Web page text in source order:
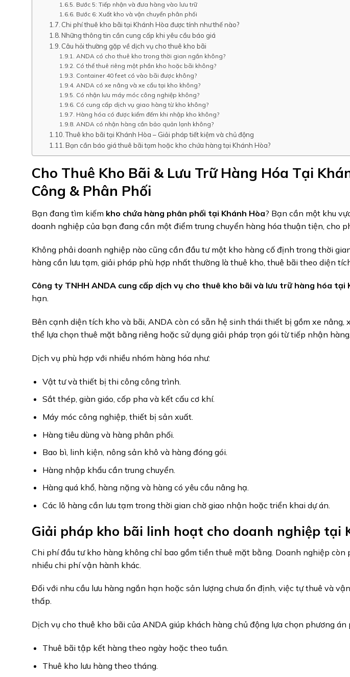
Bước 5: Tiếp nhận và đưa hàng vào lưu trữ
Bước 6: Xuất kho và vận chuyển phân phối
Chi phí thuê kho bãi tại Khánh Hòa được tính như thế nào?
Những thông tin cần cung cấp khi yêu cầu báo giá
Câu hỏi thường gặp về dịch vụ cho thuê kho bãi
ANDA có cho thuê kho trong thời gian ngắn không?
Có thể thuê riêng một phần kho hoặc bãi không?
Container 40 feet có vào bãi được không?
ANDA có xe nâng và xe cẩu tại kho không?
Có nhận lưu máy móc công nghiệp không?
Có cung cấp dịch vụ giao hàng từ kho không?
Hàng hóa có được kiểm đếm khi nhập kho không?
ANDA có nhận hàng cần bảo quản lạnh không?
Thuê kho bãi tại Khánh Hòa – Giải pháp tiết kiệm và chủ động
Bạn cần báo giá thuê bãi tạm hoặc kho chứa hàng tại Khánh Hòa?
Cho Thuê Kho Bãi & Lưu Trữ Hàng Hóa Tại
Công & Phân Phối
Bạn đang tìm kiếm kho chứa hàng phân phối tại Khánh Hòa? Bạn cần một khu
doanh nghiệp của bạn đang cần một điểm trung chuyển hàng hóa thuận tiện, cho
Không phải doanh nghiệp nào cũng cần đầu tư một kho hàng cố định trong thời
hàng cần lưu tạm, giải pháp phù hợp nhất thường là thuê kho, thuê bãi theo diện
Công ty TNHH ANDA cung cấp dịch vụ cho thuê kho bãi và lưu trữ hàng hóa tại
hạn.
Bên cạnh diện tích kho và bãi, ANDA còn có sẵn hệ sinh thái thiết bị gồm xe
thể lựa chọn thuê mặt bằng riêng hoặc sử dụng giải pháp trọn gói từ tiếp nhận
Dịch vụ phù hợp với nhiều nhóm hàng hóa như:
Vật tư và thiết bị thi công công trình.
Sắt thép, giàn giáo, cốp pha và kết cấu cơ khí.
Máy móc công nghiệp, thiết bị sản xuất.
Hàng tiêu dùng và hàng phân phối.
Bao bì, linh kiện, nông sản khô và hàng đóng gói.
Hàng nhập khẩu cần trung chuyển.
Hàng quá khổ, hàng nặng và hàng có yêu cầu nâng hạ.
Các lô hàng cần lưu tạm trong thời gian chờ giao nhận hoặc triển khai dự án.
Giải pháp kho bãi linh hoạt cho doanh nghiệp tại
Chi phí đầu tư kho hàng không chỉ bao gồm tiền thuê mặt bằng. Doanh nghiệp
nhiều chi phí vận hành khác.
Đối với nhu cầu lưu hàng ngắn hạn hoặc sản lượng chưa ổn định, việc tự thuê và
thấp.
Dịch vụ cho thuê kho bãi của ANDA giúp khách hàng chủ động lựa chọn phương án
Thuê bãi tập kết hàng theo ngày hoặc theo tuần.
Thuê kho lưu hàng theo tháng.